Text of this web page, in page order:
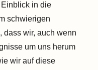
in die
schwierigen
dass wir, auch wenn
um uns herum
wir auf diese